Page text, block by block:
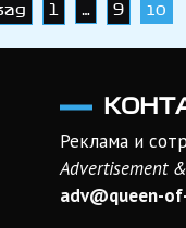
… 9 10
Реклама и
Advertisement
adv@queen-